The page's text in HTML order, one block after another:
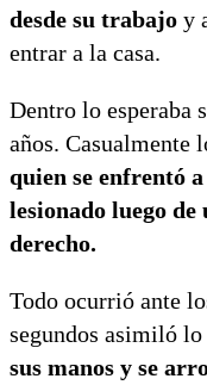
desde su trabajo y
entrar a la casa.
Dentro lo esperaba
años. Casualmente
quien se enfrentó
lesionado luego
derecho.
Todo ocurrió ante
segundos asimiló
sus manos y se